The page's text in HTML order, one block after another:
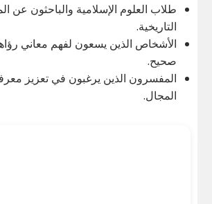
طلاب العلوم الإسلامية والباحثون عن
التاريخية.
الأشخاص الذين يسعون لفهم معاني
صحيح.
المفسرون الذين يرغبون في تعزيز
المجال.